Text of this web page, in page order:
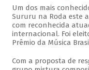
Um dos mais
Sururu na Roda este
com reconhecida
internacional. Foi
Prêmio da Música
Com a proposta de